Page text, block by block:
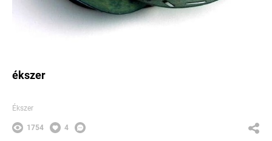
ékszer
Ékszer
1754 4